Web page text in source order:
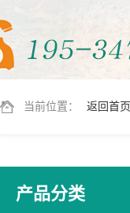
当前位置： 返回首页
产品分类